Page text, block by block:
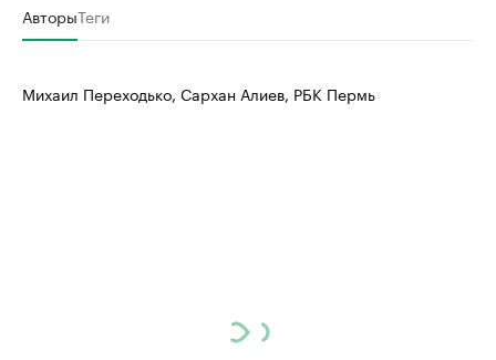
АвторыТеги
Михаил Переходько, Сархан Алиев, РБК Пермь